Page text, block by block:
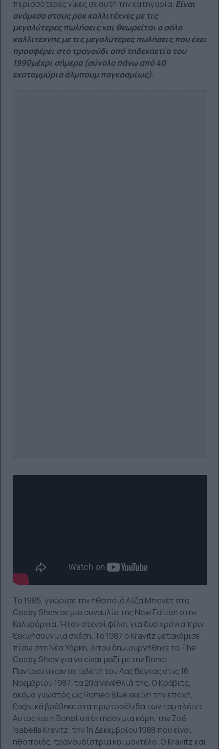
περισσότερες νίκες σε αυτή την κατηγορία. Είναι
ανάμεσα στους ροκ καλλιτέχνες με τις
μεγαλύτερες πωλήσεις και θεωρείται ο σόλο
καλλιτέχνης με τις μεγαλύτερες πωλήσεις που έχει
προσφέρει στο τραγούδι από τηδεκαετία του
1990μέχρι σήμερα (σύνολο πάνω από 40
εκατομμύρια άλμπουμ παγκοσμίως).
Το 1985, γνώρισε την ηθοποιό Λίζα Μπονέτ στο
Cosby Show σε μια συναυλία της New Edition στην
Καλιφόρνια. Ήταν στενοί φίλοι για δύο χρόνια πριν
ξεκινήσουν μια σχέση. Το 1987 ο Kravitz μετακόμισε
πίσω στη Νέα Υόρκη, όπου δημιουργήθηκε το The
Cosby Show για να είναι μαζί με την Bonet.
Παντρεύτηκαν σε τελετή του Λας Βέγκας στις 16
Νοεμβρίου 1987, τα 20α γενέθλιά της. Ο Κράβιτς,
ακόμα γνωστός ως Romeo Blue εκείνη την εποχή,
ξαφνικά βρέθηκε στα πρωτοσέλιδα των ταμπλόιντ.
Αυτός και η Bonet απέκτησαν μια κόρη, την Zoë
Isabella Kravitz, την 1η Δεκεμβρίου 1988 που είναι
ηθοποιός, τραγουδίστρια και μοντέλο. Ο Kravitz και